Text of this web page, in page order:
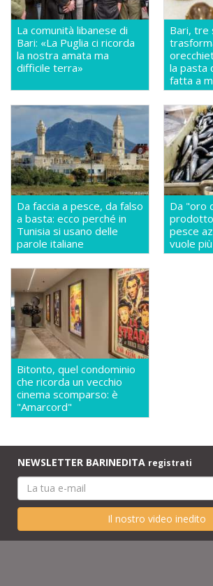
La comunità libanese di
Bari: «La Puglia ci ricorda
la nostra amata ma
difficile terra»
Bari, tre
la pasta
fatta a
Da faccia a pesce, da falso
a basta: ecco perché in
Tunisia si usano delle
parole italiane
Da "oro
pesce
vuole
Bitonto, quel condominio
che ricorda un vecchio
cinema scomparso: è
"Amarcord"
NEWSLETTER BARINEDITA registrati
Il nostro video inedito